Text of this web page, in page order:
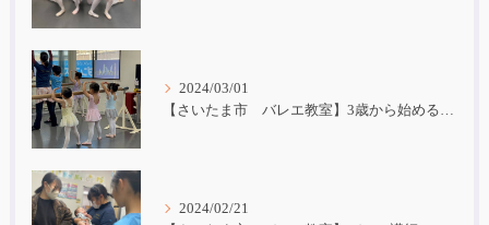
2024/03/01
【さいたま市 バレエ教室】3歳から始めるバレエ
2024/02/21